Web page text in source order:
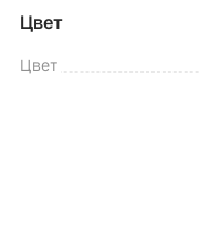
Цвет
Цвет